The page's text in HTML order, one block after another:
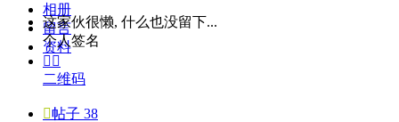
相册
留言
资料
这家伙很懒, 什么也没留下...
个人签名
 
二维码
帖子 38